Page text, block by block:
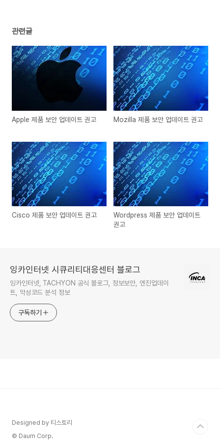
관련글
Apple 제품 보안 업데이트 권고 Mozilla 제품 보안 업데이트 권고
Cisco 제품 보안 업데이트 권고
Wordpress 제품 보안 업데이트
권고
잉카인터넷 시큐리티대응센터 블로그
잉카인터넷, TACHYON 공식 블로그, 정보보안, 엔진업데이
트, 악성코드 분석 정보
구독하기
Designed by 티스토리
© Daum Corp.